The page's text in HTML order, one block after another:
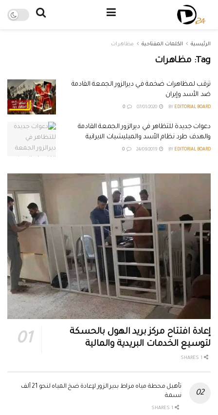
الرئيسية الكلمات المفتاحية مظاهرات
Tag: مظاهرات
ترقب لمظاهرات ضخمة في ديرالزور الجمعة القادمة
ضد الأسد وإيران
BY EDITORIAL BOARD
دعوات جديدة للتظاهر في ديرالزور الجمعة القادمة
والهدف طرد نظام الأسد والميليشيات الايرانية
BY EDITORIAL BOARD
إعادة افتتاح مركز بريد الهول بالحسكة
لتوسيع الخدمات البريدية والمالية
تأهيل محطة مياه مراط بدير الزور لإعادة ضخ المياه لنحو 21 ألف
نسمة